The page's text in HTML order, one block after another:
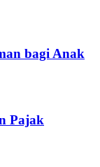
bagi Anak
Pajak